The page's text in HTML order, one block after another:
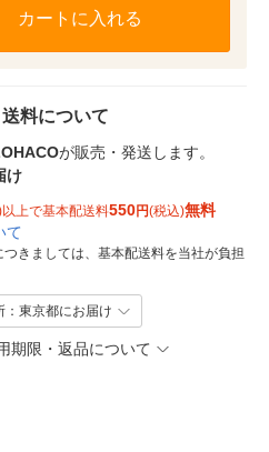
カートに入れる
料について
が販売・発送します。
け
上で基本配送料550円(税込)無料
て
つきましては、基本配送料を当社が負担
：東京都にお届け
期限・返品について